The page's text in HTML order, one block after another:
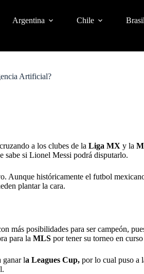
Argentina Chile Brasil
Artificial?
a los clubes de la Liga MX y la
sabe si Lionel Messi podrá disputarlo.
Aunque históricamente el futbol
plantar la cara.
más posibilidades para ser campeón,
para la MLS por tener su torneo en
ganar la Leagues Cup, por lo cual puso a